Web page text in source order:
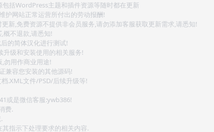
括WordPress主题和插件资源等随时都在更新
护网站正常运营所付出的劳动报酬!
新,免费资源不提供非会员服务,请勿添加客服获取更新需求,请悉知!
概不退款,请悉知!
的简体汉化进行测试!
级和安装使用的相关服务!
勿用作商业用途!
兼容您安装的其他源码!
.XML文件/PSD/后续升级等!
或是微信客服:ywb386!
费.
指示下处理要求的相关内容.